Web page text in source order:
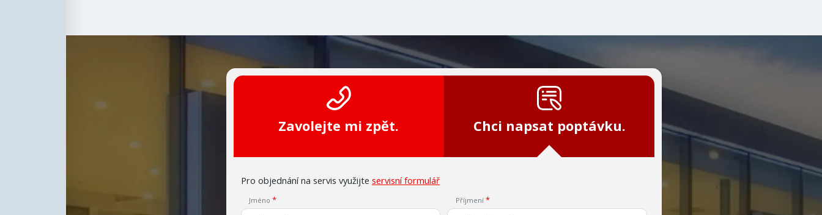
Zavolejte mi zpět. Chci napsat poptávku.
Pro objednání na servis využijte servisní formulář
Jméno Příjmení